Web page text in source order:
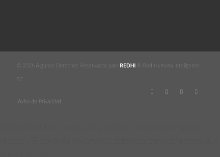
© 2026 Algunos Derechos Reservados para REDHI ® Red Humana Inteligente
Aviso de Privacidad